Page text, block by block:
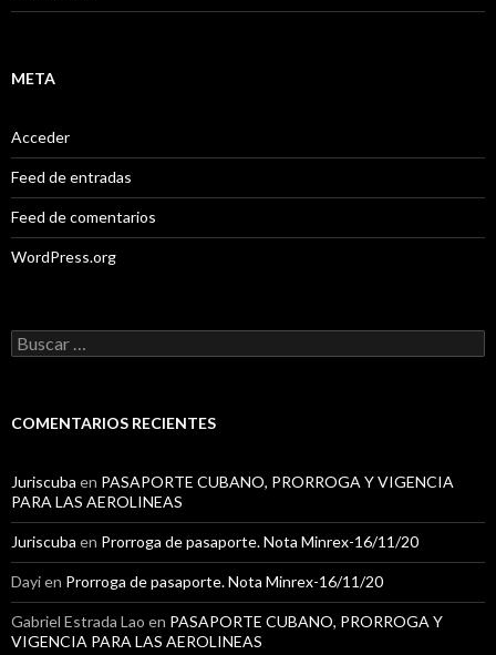
META
Acceder
Feed de entradas
Feed de comentarios
WordPress.org
B
u
a
COMENTARIOS RECIENTES
Juriscuba en PASAPORTE CUBANO, PRORROGA Y VIGENCIA
PARA LAS AEROLINEAS
Juriscuba en Prorroga de pasaporte. Nota Minrex-16/11/20
Dayien Prorroga de pasaporte. Nota Minrex-16/11/20
Gabriel Estrada Lao en PASAPORTE CUBANO, PRORROGA Y
VIGENCIA PARA LAS AEROLINEAS